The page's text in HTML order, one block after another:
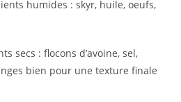
humides : skyr, huile, oeufs,
secs : flocons d’avoine, sel,
bien pour une texture finale